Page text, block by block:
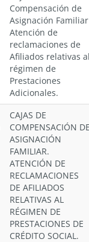
Compensación de
Asignación
Atención de
reclamaciones de
Afiliados relativas
régimen de
Prestaciones
Adicionales.
CAJAS DE
COMPENSACIÓN
ASIGNACIÓN
FAMILIAR.
ATENCIÓN DE
RECLAMACIONES
DE AFILIADOS
RELATIVAS AL
RÉGIMEN DE
PRESTACIONES DE
CRÉDITO SOCIAL.